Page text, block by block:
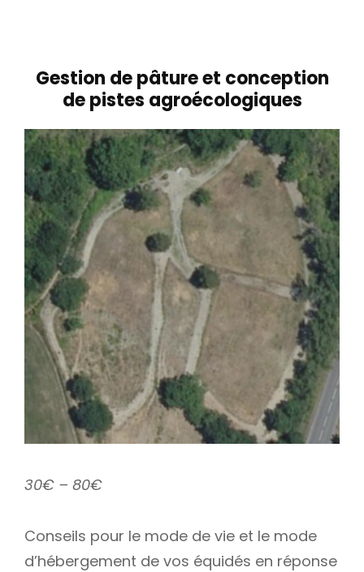
Gestion de pâture et conception
de pistes agroécologiques
30€ – 80€
Conseils pour le mode de vie et le mode
d’hébergement de vos équidés en réponse